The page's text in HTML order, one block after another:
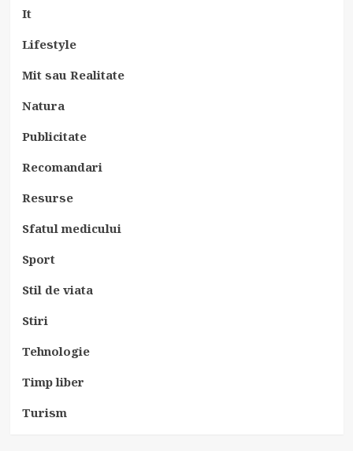
It
Lifestyle
Mit sau Realitate
Natura
Publicitate
Recomandari
Resurse
Sfatul medicului
Sport
Stil de viata
Stiri
Tehnologie
Timp liber
Turism